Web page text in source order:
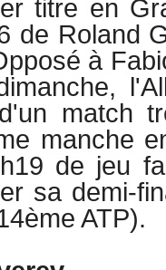
titre en
de Roland
à
match
manche
de jeu
sa demi-
ATP).